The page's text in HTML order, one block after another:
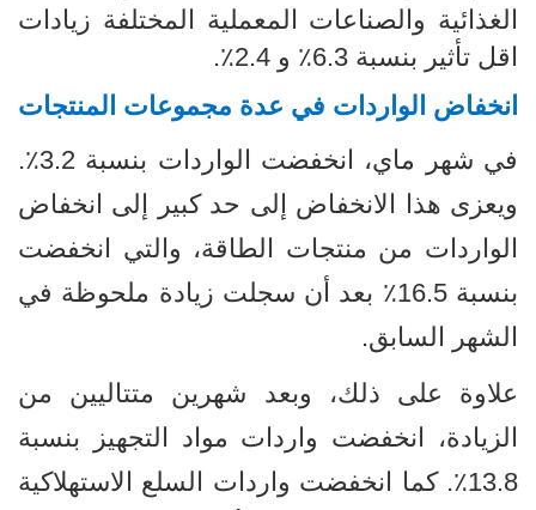
الغذائية والصناعات المعملية المختلفة زيادات
اقل تأثير بنسبة 6.3٪ و 2.4٪.
انخفاض الواردات في عدة مجموعات المنتجات
في شهر ماي، انخفضت الواردات بنسبة 3.2٪.
ويعزى هذا الانخفاض إلى حد كبير إلى انخفاض
الواردات من منتجات الطاقة، والتي انخفضت
بنسبة 16.5٪ بعد أن سجلت زيادة ملحوظة في
الشهر السابق.
علاوة على ذلك، وبعد شهرين متتاليين من
الزيادة، انخفضت واردات مواد التجهيز بنسبة
13.8٪. كما انخفضت واردات السلع الاستهلاكية